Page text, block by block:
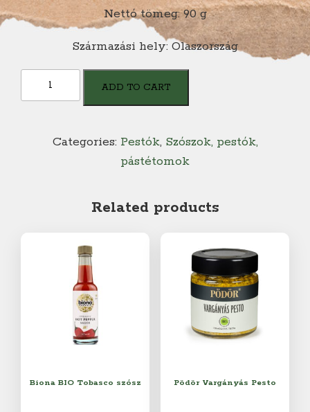
Nettó tömeg: 90 g
Származási hely: Olaszország
Pesto
Di
quantity
ADD TO CART
Categories: Pestók, Szószok, pestók,
pástétomok
Related products
Biona BIO Tobasco szósz Pödör Vargányás Pesto